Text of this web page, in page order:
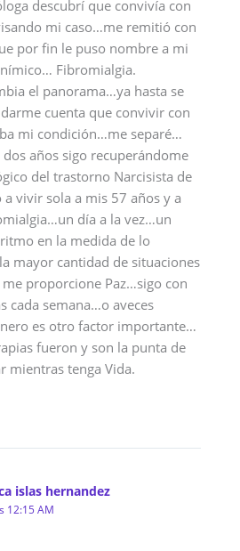
descubrí que convivía con
mi caso…me remitió con
por fin le puso nombre a mi
Fibromialgia.
el panorama…ya hasta se
cuenta que convivir con
mi condición…me separé…
dos años sigo recuperándome
del trastorno Narcisista de
vivir sola a mis 57 años y a
día a la vez…un
en la medida de lo
mayor cantidad de situaciones
proporcione Paz…sigo con
cada semana…o aveces
es otro factor importante…
fueron y son la punta de
mientras tenga Vida.
islas hernandez
12:15 AM